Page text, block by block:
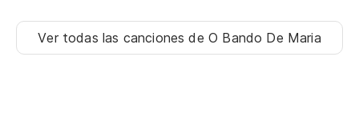
Ver todas las cancionesde O Bando De Maria